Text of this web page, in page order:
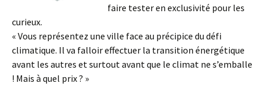
faire tester en exclusivité pour les
curieux.
« Vous représentez une ville face au précipice du défi
climatique. Il va falloir effectuer la transition énergétique
avant les autres et surtout avant que le climat ne s’emballe
! Mais à quel prix ? »